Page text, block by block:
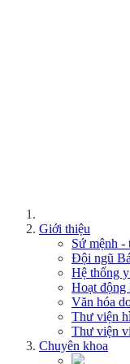
Giới thiệu
Sứ mệnh -
Đội ngũ
Hệ thống
Hoạt động
Văn hóa
Thư viện
Thư viện
Chuyên khoa